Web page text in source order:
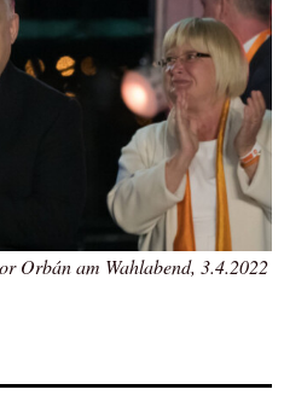
Orbán am Wahlabend, 3.4.2022